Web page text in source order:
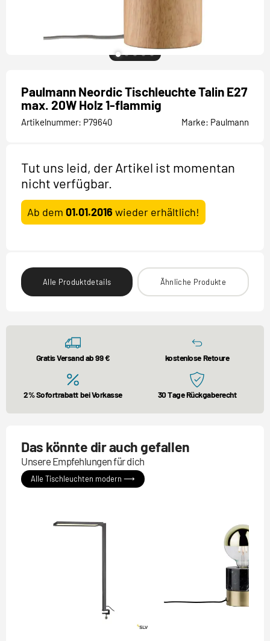
Paulmann Neordic Tischleuchte Talin E27
max. 20W Holz 1-flammig
Artikelnummer: P79640 Marke: Paulmann
Tut uns leid, der Artikel ist momentan
nicht verfügbar.
Ab dem 01.01.2016 wieder erhältlich!
Alle Produktdetails Ähnliche Produkte
Gratis Versand ab 99 € kostenlose Retoure
2% Sofortrabatt bei Vorkasse 30 Tage Rückgaberecht
Das könnte dir auch gefallen
Unsere Empfehlungen für dich
Alle Tischleuchten modern ⟶